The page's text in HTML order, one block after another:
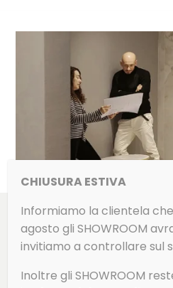
Consulenze su
CHIUSURA ESTIVA
Informiamo la clientela
agosto gli SHOWROOM
invitiamo a controllare sul
Inoltre gli SHOWROOM